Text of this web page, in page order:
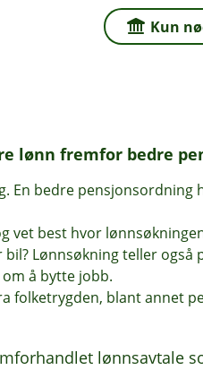
sparing, og gir derfor
lønn merkes knapt på
tryggheten som pensjonist.
lønnsom måte å spare til
og disse er
lønn fremfor bedre
En bedre pensjonsordning
vet best hvor
Lønnsøkning teller også
å bytte jobb.
folketrygden, blant annet
lønnsavtale
Kun